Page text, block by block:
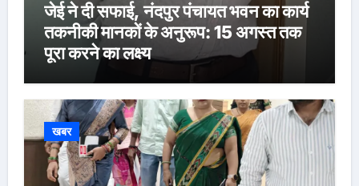
जेई ने दी सफाई, नंदपुर पंचायत भवन का कार्य
तकनीकी मानकों के अनुरूप: 15 अगस्त तक
पूरा करने का लक्ष्य
खबर